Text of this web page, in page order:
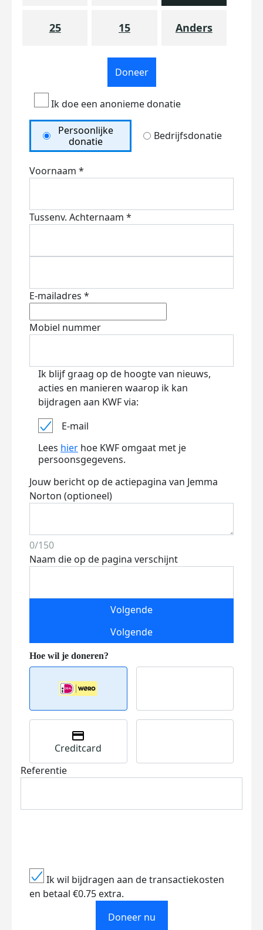
25 15 Anders
Doneer
Ik doe een anonieme donatie
Persoonlijke
donatie
Bedrijfsdonatie
Voornaam *
Tussenv. Achternaam *
E-mailadres *
Mobiel nummer
Ik blijf graag op de hoogte van nieuws,
acties en manieren waarop ik kan
bijdragen aan KWF via:
E-mail
Lees hier hoe KWF omgaat met je
persoonsgegevens.
Jouw bericht op de actiepagina van Jemma
Norton (optioneel)
0/150
Naam die op de pagina verschijnt
Volgende
Volgende
Creditcard
Referentie
Ik wil bijdragen aan de transactiekosten
en betaal €0.75 extra.
Doneer nu